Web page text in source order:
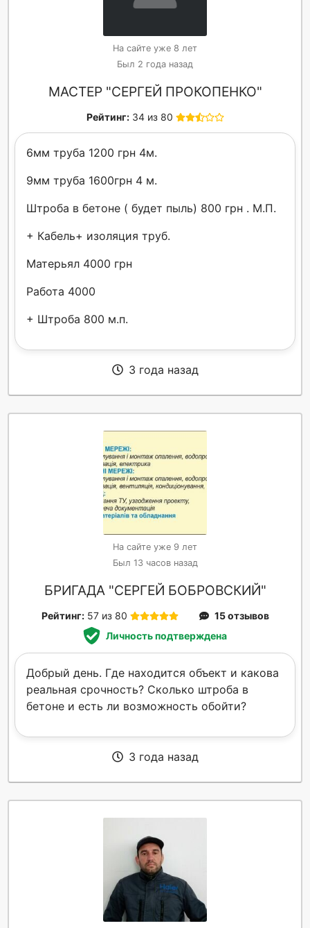
На сайте уже 8 лет
Был 2 года назад
МАСТЕР "СЕРГЕЙ ПРОКОПЕНКО"
Рейтинг: 34 из 80
6мм труба 1200 грн 4м.
9мм труба 1600грн 4 м.
Штроба в бетоне ( будет пыль) 800 грн . М.П.
+ Кабель+ изоляция труб.
Матерьял 4000 грн
Работа 4000
+ Штроба 800 м.п.
3 года назад
На сайте уже 9 лет
Был 13 часов назад
БРИГАДА "СЕРГЕЙ БОБРОВСКИЙ"
Рейтинг: 57 из 80
15 отзывов
Личность подтверждена
Добрый день. Где находится объект и какова
реальная срочность? Сколько штроба в
бетоне и есть ли возможность обойти?
3 года назад